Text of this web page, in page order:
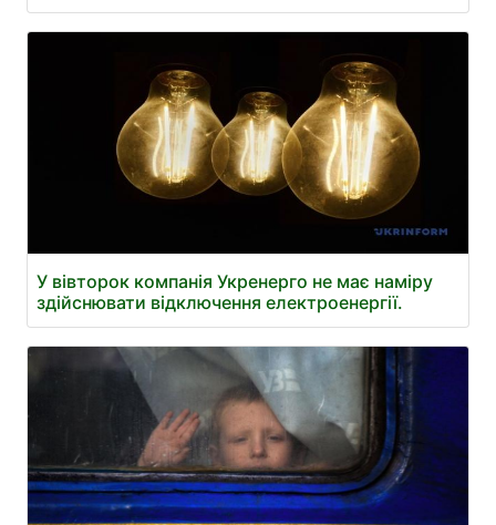
У вівторок компанія Укренерго не має наміру
здійснювати відключення електроенергії.